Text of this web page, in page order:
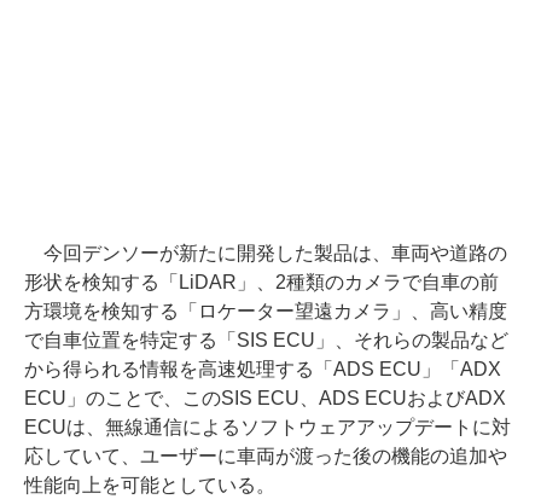
今回デンソーが新たに開発した製品は、車両や道路の
形状を検知する「LiDAR」、2種類のカメラで自車の前
方環境を検知する「ロケーター望遠カメラ」、高い精度
で自車位置を特定する「SIS ECU」、それらの製品など
から得られる情報を高速処理する「ADS ECU」「ADX
ECU」のことで、このSIS ECU、ADS ECUおよびADX
ECUは、無線通信によるソフトウェアアップデートに対
応していて、ユーザーに車両が渡った後の機能の追加や
性能向上を可能としている。